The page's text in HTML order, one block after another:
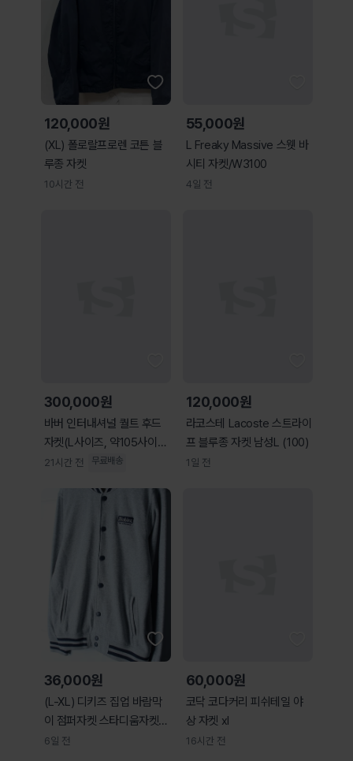
120,000원
(XL) 폴로랄프로렌 코튼 블
루종 자켓
10시간 전
55,000원
L Freaky Massive 스웻 바
시티 자켓/W3100
4일 전
300,000원
바버 인터내셔널 퀄트 후드
자켓(L사이즈, 약105사이
즈)
21시간 전 무료배송
120,000원
라코스테 Lacoste 스트라이
프 블루종 자켓 남성L (100)
1일 전
36,000원
(L-XL) 디키즈 집업 바람막
이 점퍼자켓 스타디움자켓-
H36206
6일 전
60,000원
코닥 코다커리 피쉬테일 야
상 자켓 xl
16시간 전